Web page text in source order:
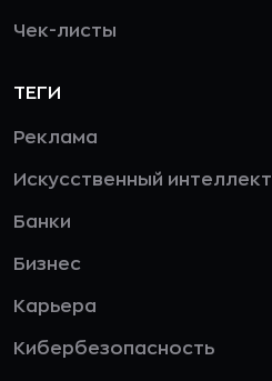
Чек-листы
ТЕГИ
Реклама
Искусственный интеллект
Банки
Бизнес
Карьера
Кибербезопасность